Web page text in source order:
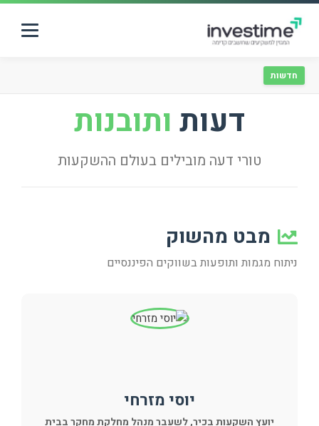
ראשי
השקעות נדל"ן
שוק ההון
צור קשר
חדשות
דעות ותובנות
טורי דעה מובילים בעולם ההשקעות
מבט מהשוק
ניתוח מגמות ותופעות בשווקים הפיננסיים
יוסי מזרחי
יועץ השקעות בכיר, לשעבר מנהל מחלקת מחקר בבית